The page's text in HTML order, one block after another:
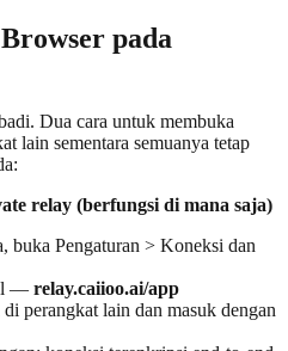
pada
Dua cara untuk membuka
lain sementara semuanya tetap
relay (berfungsi di mana saja)
buka Pengaturan > Koneksi dan
— relay.caiioo.ai/app
perangkat lain dan masuk dengan